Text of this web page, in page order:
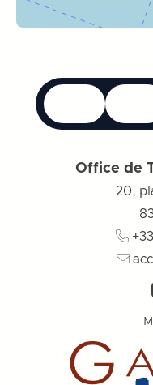
Sprachen
Menü
Office de
20,